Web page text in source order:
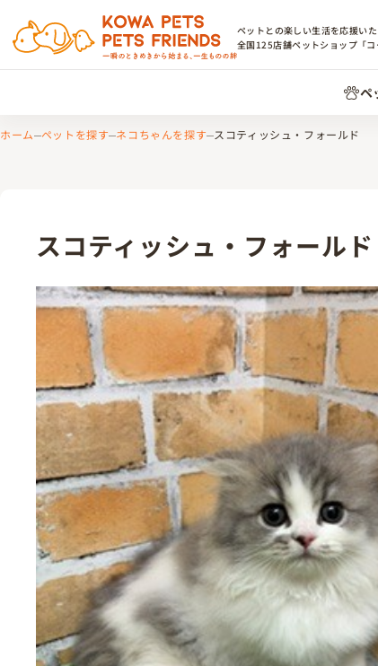
ペットとの楽しい生活を応援い
全国125店舗ペットショップ「コ
ペ
ホーム ペットを探す ネコちゃんを探す スコティッシュ・フォールド
スコティッシュ・フォールド